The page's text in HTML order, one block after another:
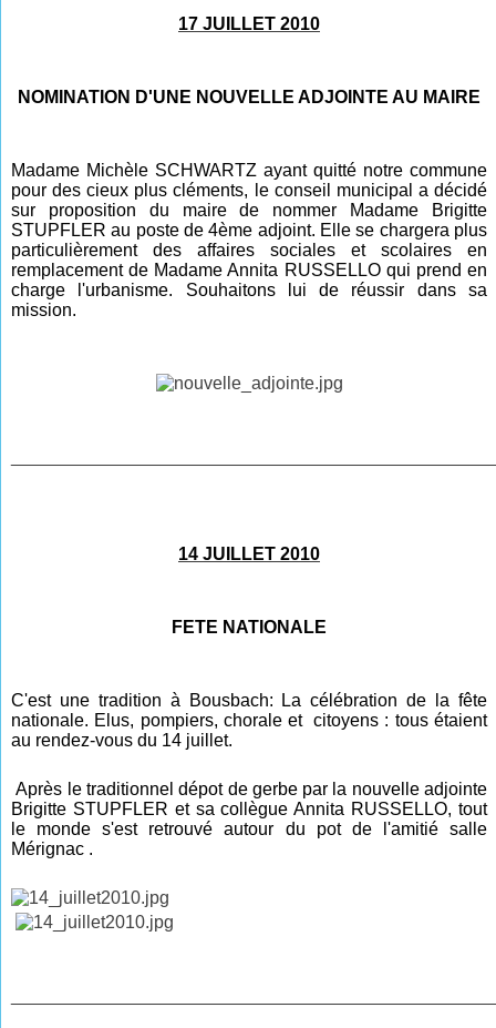
17 JUILLET 2010
NOMINATION D'UNE NOUVELLE ADJOINTE AU MAIRE
Madame Michèle SCHWARTZ ayant quitté notre commune
pour des cieux plus cléments, le conseil municipal a décidé
sur proposition du maire de nommer Madame Brigitte
STUPFLER au poste de 4ème adjoint. Elle se chargera plus
particulièrement des affaires sociales et scolaires en
remplacement de Madame Annita RUSSELLO qui prend en
charge l'urbanisme. Souhaitons lui de réussir dans sa
mission.
14 JUILLET 2010
FETE NATIONALE
C'est une tradition à Bousbach: La célébration de la fête
nationale. Elus, pompiers, chorale et citoyens : tous étaient
au rendez-vous du 14 juillet.
Après le traditionnel dépot de gerbe par la nouvelle adjointe
Brigitte STUPFLER et sa collègue Annita RUSSELLO, tout
le monde s'est retrouvé autour du pot de l'amitié salle
Mérignac .